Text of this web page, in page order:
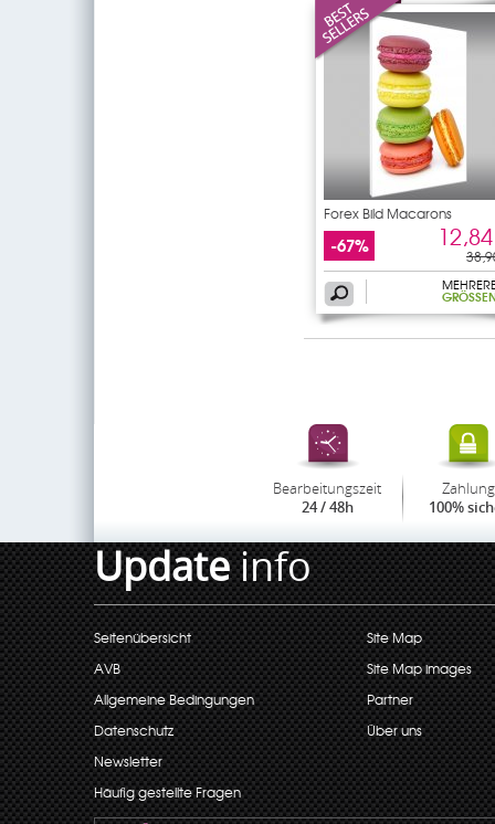
Forex Bild Macarons
-67%
GRÖSSEN
Bearbeitungszeit
24 / 48h
Zahlung
100%
Updateinfo
Seitenübersicht
AVB
Allgemeine Bedingungen
Datenschutz
Newsletter
Häufig gestellte Fragen
Site Map
Site Map images
Partner
Über uns